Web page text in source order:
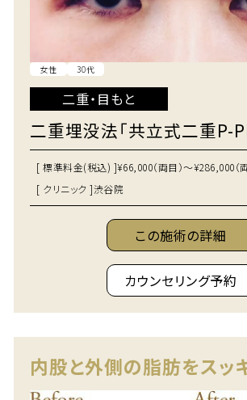
女性 30代
二重・目もと
二重埋没法「共立式二重P-
[ 標準料金(税込) ]¥66,000（両目）～¥286,000（
[ クリニック ]渋谷院
この施術の詳細
カウンセリング予約
内股と外側の脂肪をスッ